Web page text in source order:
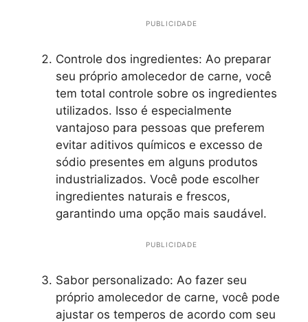
PUBLICIDADE
Controle dos ingredientes: Ao preparar
seu próprio amolecedor de carne, você
tem total controle sobre os ingredientes
utilizados. Isso é especialmente
vantajoso para pessoas que preferem
evitar aditivos químicos e excesso de
sódio presentes em alguns produtos
industrializados. Você pode escolher
ingredientes naturais e frescos,
garantindo uma opção mais saudável.
PUBLICIDADE
Sabor personalizado: Ao fazer seu
próprio amolecedor de carne, você pode
ajustar os temperos de acordo com seu